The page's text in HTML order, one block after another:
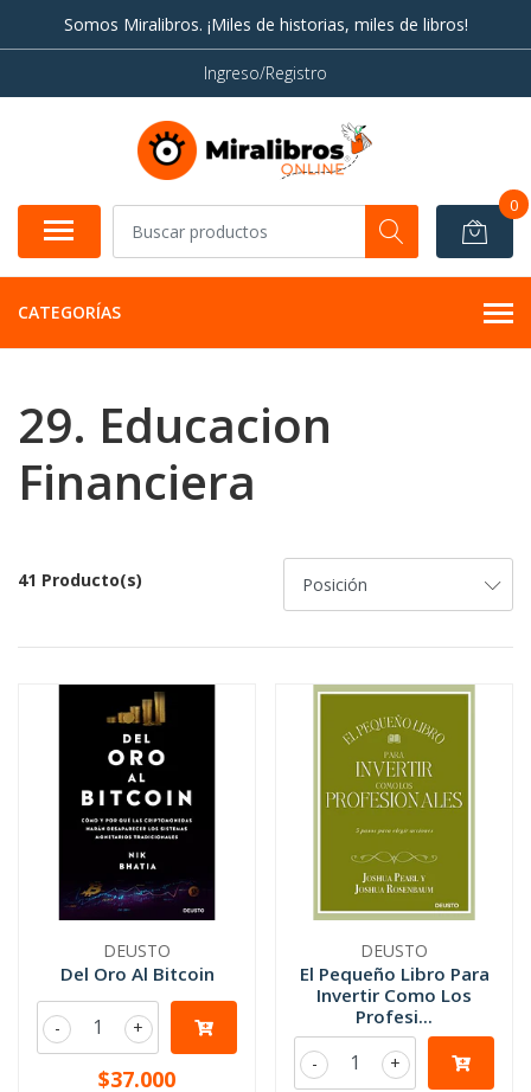
Somos Miralibros. ¡Miles de historias, miles de libros!
Ingreso/Registro
0
CATEGORÍAS
29. Educacion
Financiera
41 Producto(s)
DEUSTO
Del Oro Al Bitcoin
+
-
$37.000
DEUSTO
El Pequeño Libro Para
Invertir Como Los
Profesi...
+
-